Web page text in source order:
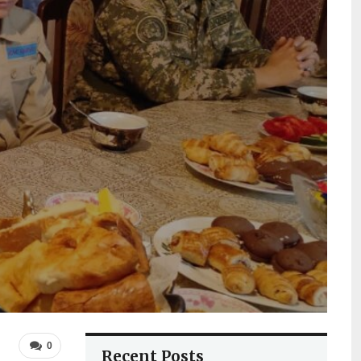
0
Recent Posts